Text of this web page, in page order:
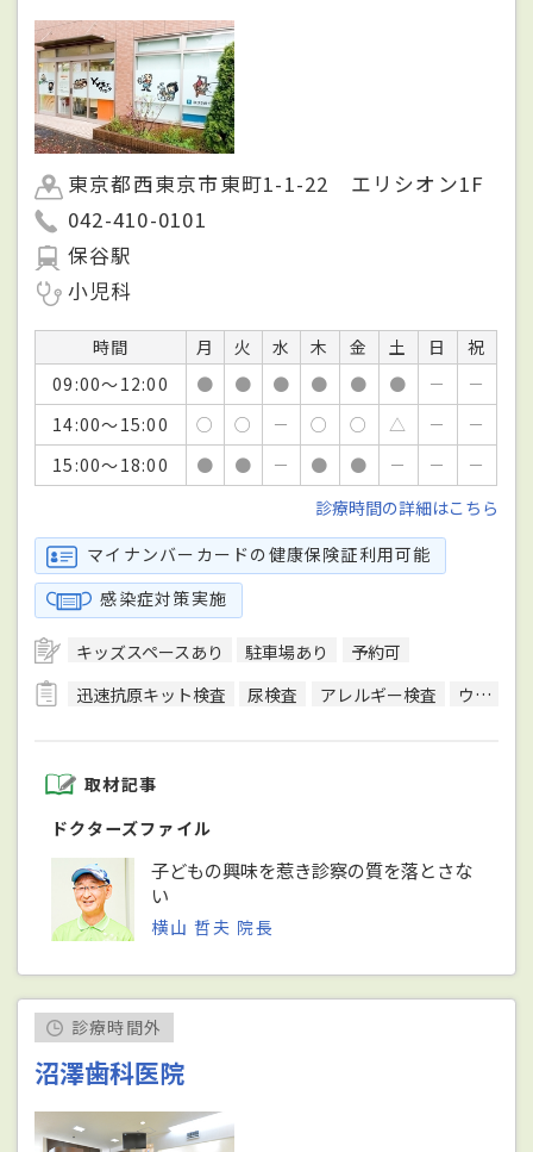
東京都西東京市東町1-1-22 エリシオン1F
042-410-0101
保谷駅
小児科
時間 月 火 水 木 金 土 日
祝
09:00～12:00
● ● ● ● ● ● －
－
14:00～15:00
○ ○ － ○ ○ △ －
－
15:00～18:00
● ● － ● ● － －
－
診療時間の詳細はこちら
マイナンバーカードの健康保険証利用可能
感染症対策実施
キッズスペースあり 駐車場あり
予約可
迅速抗原キット検査
尿検査 アレルギー検査 ウイルス検査
取材記事
ドクターズファイル
子どもの興味を惹き診察の質を落とさな
い
横山 哲夫 院長
診療時間外
沼澤歯科医院